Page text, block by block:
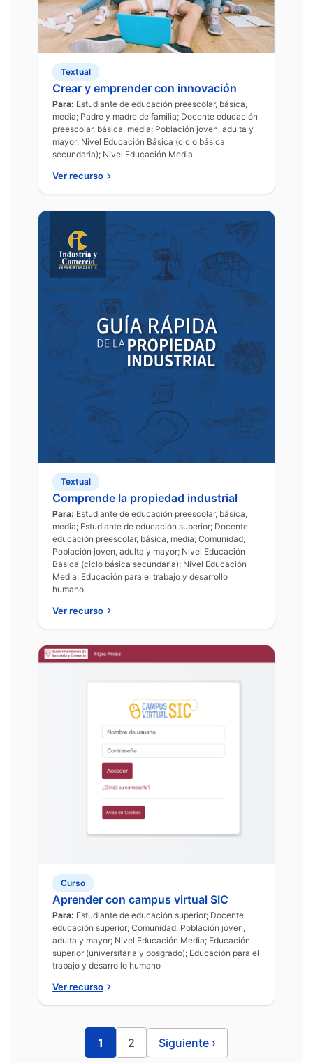
Textual
Crear y emprender con innovación
Para: Estudiante de educación preescolar, básica,
media; Padre y madre de familia; Docente educación
preescolar, básica, media; Población joven, adulta y
mayor; Nivel Educación Básica (ciclo básica
secundaria); Nivel Educación Media
Ver recurso
Textual
Comprende la propiedad industrial
Para: Estudiante de educación preescolar, básica,
media; Estudiante de educación superior; Docente
educación preescolar, básica, media; Comunidad;
Población joven, adulta y mayor; Nivel Educación
Básica (ciclo básica secundaria); Nivel Educación
Media; Educación para el trabajo y desarrollo
humano
Ver recurso
Curso
Aprender con campus virtual SIC
Para: Estudiante de educación superior; Docente
educación superior; Comunidad; Población joven,
adulta y mayor; Nivel Educación Media; Educación
superior (universitaria y posgrado); Educación para el
trabajo y desarrollo humano
Ver recurso
1 2 Siguiente ›